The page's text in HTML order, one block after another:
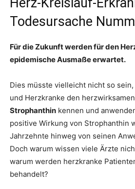
Todesursache
Für die Zukunft werden für den
epidemische Ausmaße erwartet.
Dies müsste vielleicht nicht so
und Herzkranke den
Strophanthin kennen und
positive Wirkung von Strophanthin
Jahrzehnte hinweg von seinen
Doch warum wissen viele Ärzte
warum werden herzkranke
behandelt?